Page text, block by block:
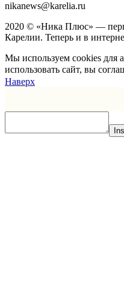
nikanews@karelia.ru
2020 © «Ника Плюс» —
Карелии. Теперь и в
Мы используем cookies для
использовать сайт, вы
Наверх